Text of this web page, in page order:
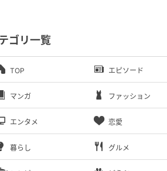
ゴリ一覧
TOP エピソード
マンガ ファッション
エンタメ 恋愛
暮らし グルメ